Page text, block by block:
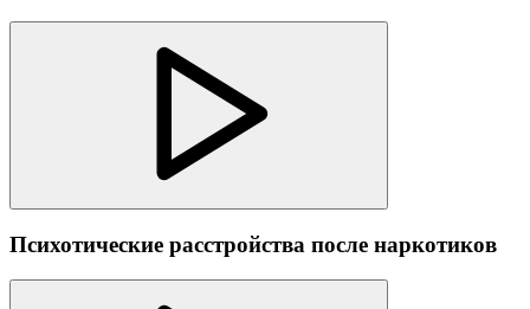
Психотические расстройства после наркотиков